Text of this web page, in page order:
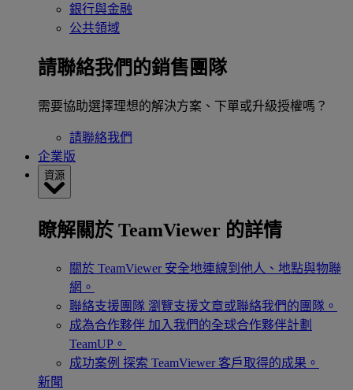
銀行與金融
公共領域
請聯絡我們的銷售團隊
需要協助選擇理想的解決方案、下單或升級授權嗎？
請聯絡我們
企業版
資源
瞭解關於 TeamViewer 的詳情
關於 TeamViewer 安全地連線到他人、地點與物聯
網。
聯絡支援團隊 瀏覽支援文章或聯絡我們的團隊。
成為合作夥伴 加入我們的全球合作夥伴計劃
TeamUP。
成功案例 探索 TeamViewer 客戶取得的成果。
新聞